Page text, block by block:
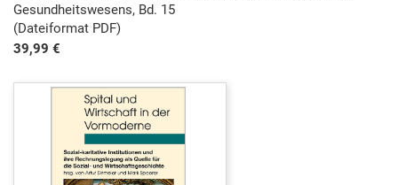
Gesundheitswesens, Bd. 15
(Dateiformat PDF)
39,99 €